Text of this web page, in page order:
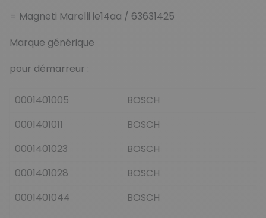
= Magneti Marelli ie14aa / 63631425
Marque générique
pour démarreur :
0001401005
BOSCH
0001401011
BOSCH
0001401023
BOSCH
0001401028
BOSCH
0001401044
BOSCH